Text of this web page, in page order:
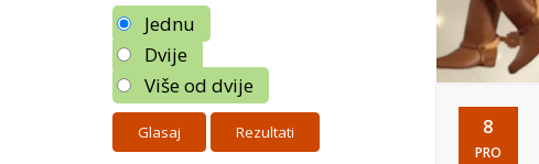
Jednu
Dvije
Više od dvije
Rezultati 8
PRO